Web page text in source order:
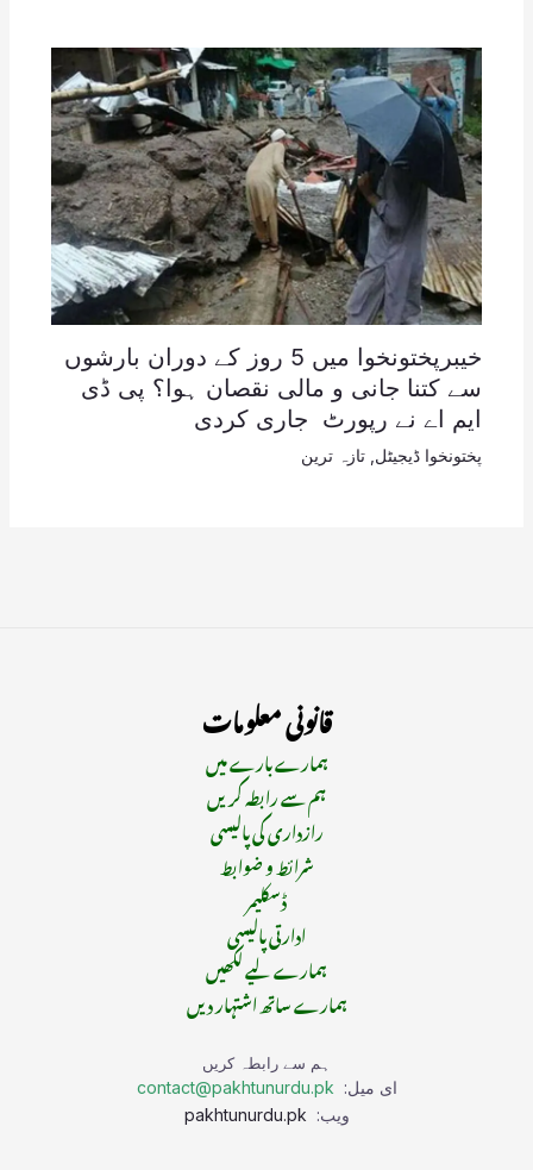
خیبرپختونخوا میں 5 روز کے دوران بارشوں
سے کتنا جانی و مالی نقصان ہوا؟ پی ڈی
ایم اے نے رپورٹ جاری کردی
پختونخوا ڈیجیٹل تازہ ترین
قانونی معلومات
ہمارے بارے میں
ہم سے رابطہ کریں
رازداری کی پالیسی
شرائط و ضوابط
ڈسکلیمر
ادارتی پالیسی
ہمارے لیے لکھیں
ہمارے ساتھ اشتہار دیں
ہم سے رابطہ کریں
ای میل: contact@pakhtunurdu.pk
ویب: